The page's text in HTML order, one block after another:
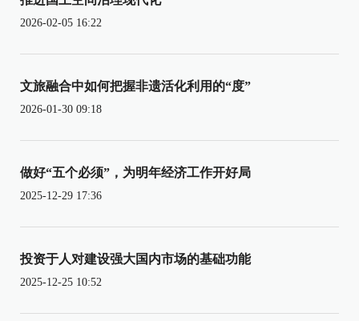
2026-02-05 16:22
文旅融合中如何把握非遗活化利用的“度”
2026-01-30 09:18
做好“五个必须”，为明年经济工作开好局
2025-12-29 17:36
投资于人对建设强大国内市场的基础功能
2025-12-25 10:52